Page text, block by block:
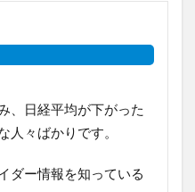
、日経平均が下がった
人々ばかりです。
ダー情報を知っている